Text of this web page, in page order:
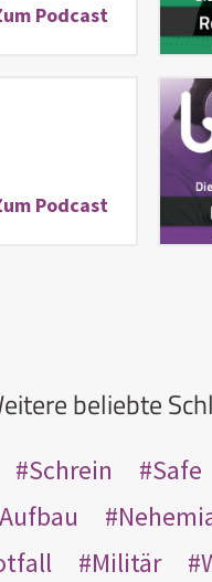
Podcast
Podcast
beliebte
Schrein Safe
Aufbau
Militär